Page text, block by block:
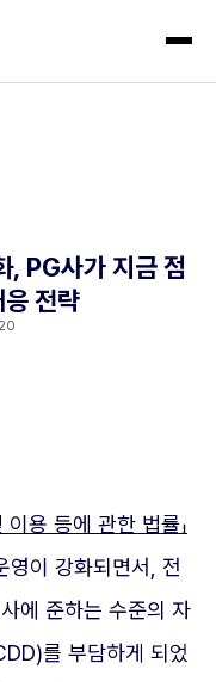
, PG사가 지금 점
전략
용 등에 관한 법률」
영이 강화되면서, 전
에 준하는 수준의 자
를 부담하게 되었